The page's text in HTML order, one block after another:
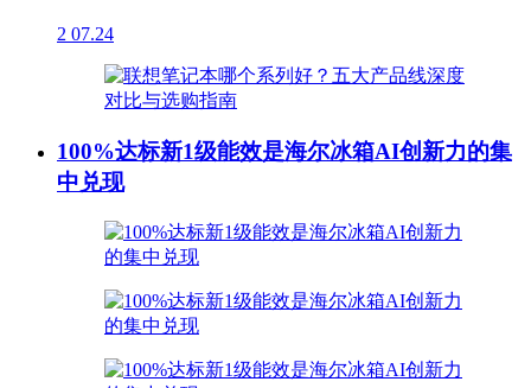
2 07.24
100%达标新1级能效是海尔冰箱AI创新力的集
中兑现